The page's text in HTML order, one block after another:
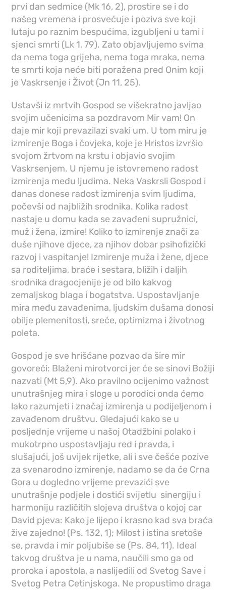
prvi dan sedmice (Mk 16, 2), prostire se i do
našeg vremena i prosvećuje i poziva sve koji
lutaju po raznim bespućima, izgubljeni u tami i
sjenci smrti (Lk 1, 79). Zato objavljujemo svima
da nema toga grijeha, nema toga mraka, nema
te smrti koja neće biti poražena pred Onim koji
je Vaskrsenje i Život (Jn 11, 25).
Ustavši iz mrtvih Gospod se višekratno javljao
svojim učenicima sa pozdravom Mir vam! On
daje mir koji prevazilazi svaki um. U tom miru je
izmirenje Boga i čovjeka, koje je Hristos izvršio
svojom žrtvom na krstu i objavio svojim
Vaskrsenjem. U njemu je istovremeno radost
izmirenja među ljudima. Neka Vaskrsli Gospod i
danas donese radost izmirenja svim ljudima,
počevši od najbližih srodnika. Kolika radost
nastaje u domu kada se zavađeni supružnici,
muž i žena, izmire! Koliko to izmirenje znači za
duše njihove djece, za njihov dobar psihofizički
razvoj i vaspitanje! Izmirenje muža i žene, djece
sa roditeljima, braće i sestara, bližih i daljih
srodnika dragocjenije je od bilo kakvog
zemaljskog blaga i bogatstva. Uspostavljanje
mira među zavađenima, ljudskim dušama donosi
obilje plemenitosti, sreće, optimizma i životnog
poleta.
Gospod je sve hrišćane pozvao da šire mir
govoreći: Blaženi mirotvorci jer će se sinovi Božiji
nazvati (Mt 5,9). Ako pravilno ocijenimo važnost
unutrašnjeg mira i sloge u porodici onda ćemo
lako razumjeti i značaj izmirenja u podijeljenom i
zavađenom društvu. Gledajući kako se u
posljednje vrijeme u našoj Otadžbini polako i
mukotrpno uspostavljaju red i pravda, i
slušajući, još uvijek rijetke, ali i sve češće pozive
za svenarodno izmirenje, nadamo se da će Crna
Gora u dogledno vrijeme prevazići sve
unutrašnje podjele i dostići svijetlu sinergiju i
harmoniju različitih slojeva društva o kojoj car
David pjeva: Kako je lijepo i krasno kad sva braća
žive zajedno! (Ps. 132, 1); Milost i istina sretoše
se, pravda i mir poljubiše se (Ps. 84, 11). Ideal
takvog društva je u nama, naučili smo ga od
proroka i apostola, a naslijedili od Svetog Save i
Svetog Petra Cetinjskoga. Ne propustimo draga